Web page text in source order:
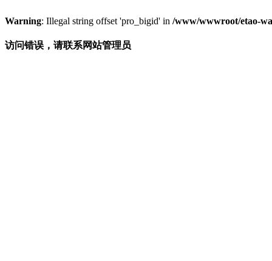
Warning: Illegal string offset 'pro_bigid' in /www/wwwroot/etao-
访问错误，请联系网站管理员